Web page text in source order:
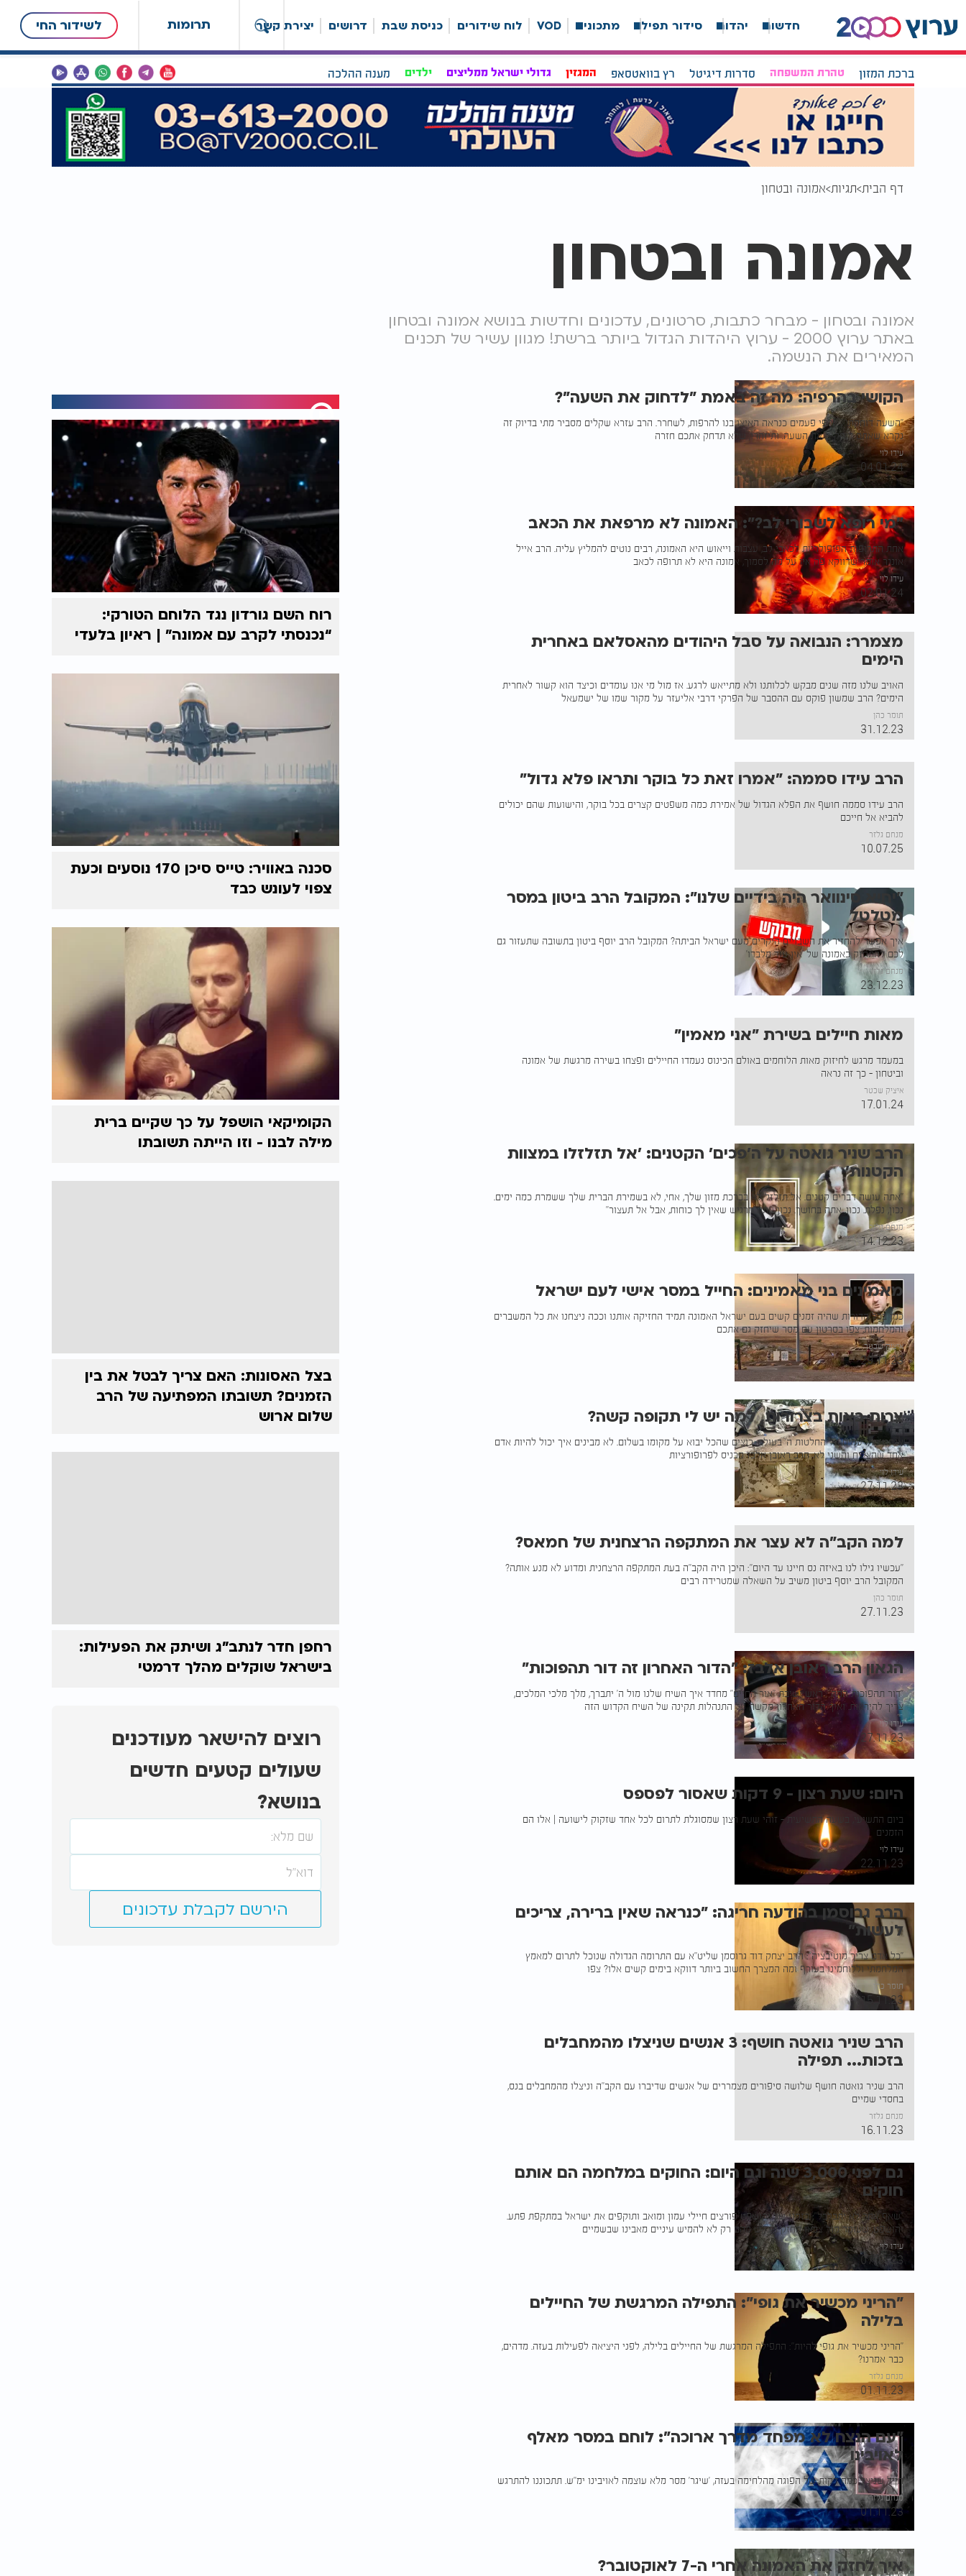
תרומות לשידור החי חדשות יהדות סידור תפילה מתכונים VOD לוח שידורים כניסת שבת דרושים יצירת קשר
ברכת המזון טהרת המשפחה סדרות דיגיטל רץ בוואטסאפ המגזין גדולי ישראל ממליצים ילדים מענה ההלכה
דף הבית תגיות אמונה ובטחון
אמונה ובטחון
אמונה ובטחון - מבחר כתבות, סרטונים, עדכונים וחדשות בנושא אמונה ובטחון
באתר ערוץ 2000 - ערוץ היהדות הגדול ביותר ברשת! מגוון עשיר של תכנים
המאירים את הנשמה.
הקושי בהרפיה: מה זה באמת "לדחוק את השעה"?
"השעה דוחקתו", אלפי פעמים כנראה האיצו בנו להרפות, לשחרר. הרב עזרא שקלים מסביר מתי בדיוק זה
נקרא שאתם דוחקים את השעה. ותיזהרו, שלא תדחק אתכם חזרה
עידו לוי
04.01.24
"מי רופא לשבורי לב?": האמונה לא מרפאת את הכאב
אחת התרופות הפופולריות לכאבי לב, עצבות וייאוש היא האמונה, רבים נוטים להמליץ עליה. הרב אייל
אונגר אומר שדווקא פה אין על מה לסמוך, אמונה היא לא תרופה לכאב
עידו לוי
02.01.24
מצמרר: הנבואה על סבל היהודים מהאסלאם באחרית
הימים
האויב שלנו מזה שנים מבקש לכלותנו ולא מתייאש לרגע. אז מול מי אנו עומדים וכיצד הוא קשור לאחרית
הימים? הרב שמשון פוקס עם ההסבר של הפרקי דרבי אליעזר על מקור שמו של ישמעאל
תומר כהן
31.12.23
הרב עידו סממה: "אמרו זאת כל בוקר ותראו פלא גדול"
הרב עידו סממה חושף את הפלא הגדול של אמירת כמה משפטים קצרים בכל בוקר, והישועות שהם יכולים
להביא אל חייכם
מנחם גלזר
10.07.25
"יחיא סינוואר היה בידיים שלנו": המקובל הרב ביטון במסר
מטלטל
איך אפשר להחזיר את השבויים היקרים מעם ישראל הביתה? המקובל הרב יוסף ביטון בתשובה שתעזור גם
לכם להתחזק באמונה של 'אין עוד מלבדו'
מנחם גלזר
23.12.23
מאות חיילים בשירת "אני מאמין"
במעמד מרגש לחיזוק מאות הלוחמים באולם הכינוס נעמדו החיילים ופצחו בשירה מרגשת של אמונה
וביטחון - כך זה נראה
איציק שכטר
17.01.24
הרב שניר גואטה על ה'פכים' הקטנים: 'אל תזלזלו במצוות
הקטנות'
"אתה עושה דברים קטנים. אל תזלזל לא בברכת מזון שלך, אחי, לא בשמירת הברית שלך ששמרת כמה ימים.
נכון, נפלת. נכון, אתה בחושך. נכון אתה מרגיש שאין לך כוחות, אבל אל תעצור"
מנחם גלזר
14.12.23
מאמינים בני מאמינים: החייל במסר אישי לעם ישראל
כמו בכל הדורות שהיה זמנים קשים בעם ישראל האמונה תמיד החזיקה אותנו וככה ניצחנו את כל המשברים
והמלחמות, צפו בסרטון עם מסר שיחזק גם אתכם
איציק שכטר
29.11.23
צרות באות בצרורות, למה יש לי תקופה קשה?
אנחנו מתרעמים על החלטות ה' בעולם. רוצים שהכל יבוא על מקומו בשלום. לא מבינים איך יכול להיות אדם
אחד שהצליח והשני לא. הרב ראובן אלבז מכניס לפרופורציות
עידו לוי
27.11.23
למה הקב"ה לא עצר את המתקפה הרצחנית של חמאס?
"עכשיו גילו לנו באיזה נס חיינו עד היום": היכן היה הקב"ה בעת המתקפה הרצחנית ומדוע לא מנע אותה?
המקובל הרב יוסף ביטון משיב על השאלה שמטרידה רבים
תומר כהן
27.11.23
הגאון הרב ראובן אלבז: "הדור האחרון זה דור תהפוכות"
"דור תהפוכות המה": ראש ישיבת "אור החיים" מחדד איך השיח שלנו מול ה' יתברך, מלך מלכי המלכים,
צריך להיראות. ואיך הדור האחרון מקשה על התנהלות תקינה של השיח הקדוש הזה
עידו לוי
27.11.23
היום: שעת רצון - 9 דקות שאסור לפספס
ביום התשיעי, בשעה התשיעית - זוהי שעת רצון שמסוגלת לתרום לכל אחד שזקוק לישועה | אלו הם
הזמנים
עידו לוי
22.11.23
הרב גרוסמן בהודעה חריגה: "כנראה שאין ברירה, צריכים
לעשות"
"כל אדם צריך מוטיבציה": הרב יצחק דוד גרוסמן שליט"א עם התרומה הגדולה שנוכל לתרום למאמץ
המלחמתי וללוחמינו בעורף ומה המצרך החשוב ביותר דווקא בימים קשים אלו? צפו
תומר כהן
15.11.23
הרב שניר גואטה חושף: 3 אנשים שניצלו מהמחבלים
בזכות... תפילה
הרב שניר גואטה חושף שלושה סיפורים מצמררים של אנשים שדיברו עם הקב"ה וניצלו מהמחבלים בנס,
בחסדי שמיים
מנחם גלזר
16.11.23
גם לפני 3,000 שנה וגם היום: החוקים במלחמה הם אותם
חוקים
"שאף אחד לא יתבלבל": בזמנו של יהושפט פורצים חיילי עמון ומואב ותוקפים את ישראל במתקפת פתע.
יהושפט, שעומד מול צבאו החזק מבקש מהם רק לא להמיש עיניים מאבינו שבשמיים
עידו לוי
07.11.23
"הריני מכשיר את גופי": התפילה המרגשת של החיילים
בלילה
"הריני מכשיר את גופי להיות": התפילה המרגשת של החיילים בלילה, לפני היציאה לפעילות בעזה. מדהים,
כבר אמרנו?
מנחם גלזר
01.11.23
"עם הנצח לא מפחד מדרך ארוכה": לוחם במסר מאלף
לאויבינו
חייל שניצל כמה דקות של הפוגה מהלחימה בעזה, 'שיגר' מסר מלא עוצמה לאויבינו ימ"ש. תתכוננו להתרגש
מנחם גלזר
01.11.23
איך לחזק את האמונה אחרי ה-7 לאוקטובר?
רוח השם גורדון נגד הלוחם הטורקי:
“נכנסתי לקרב עם אמונה” | ראיון בלעדי
סכנה באוויר: טייס סיכן 170 נוסעים וכעת
צפוי לעונש כבד
הקומיקאי הושפל על כך שקיים ברית
מילה לבנו - וזו הייתה תשובתו
בצל האסונות: האם צריך לבטל את בין
הזמנים? תשובתו המפתיעה של הרב
שלום ארוש
רחפן חדר לנתב"ג ושיתק את הפעילות:
בישראל שוקלים מהלך דרמטי
רוצים להישאר מעודכנים
שעולים קטעים חדשים
בנושא?
הירשם לקבלת עדכונים